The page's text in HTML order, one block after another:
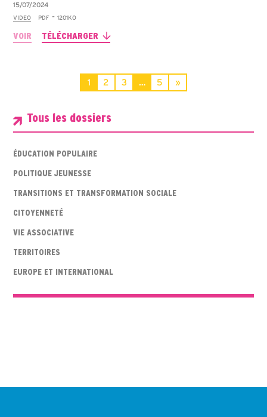
15/07/2024
VIDEO PDF -1201KO
VOIR TÉLÉCHARGER
1 2 3 … 5 »
Tous les dossiers
ÉDUCATION POPULAIRE
POLITIQUE JEUNESSE
TRANSITIONS ET TRANSFORMATION SOCIALE
CITOYENNETÉ
VIE ASSOCIATIVE
TERRITOIRES
EUROPE ET INTERNATIONAL